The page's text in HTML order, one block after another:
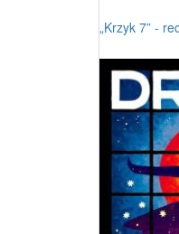
„Krzyk 7” -